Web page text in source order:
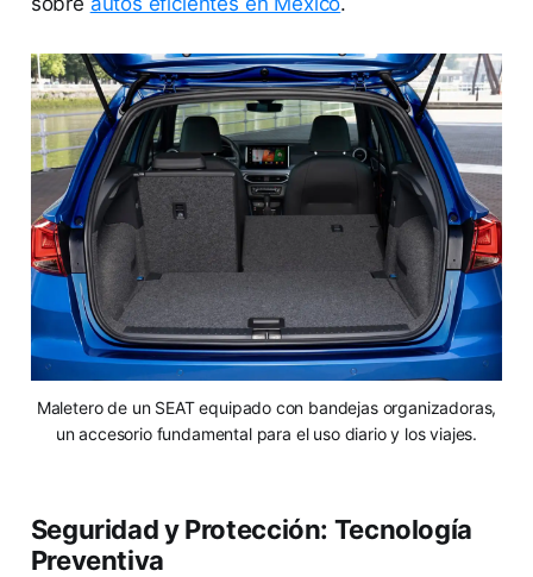
Maletero de un SEAT equipado con bandejas organizadoras,
un accesorio fundamental para el uso diario y los viajes.
Seguridad y Protección: Tecnología
Preventiva